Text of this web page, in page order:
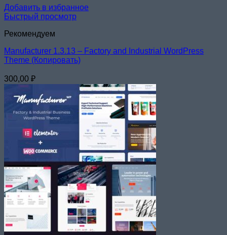
Добавить в избранное
Быстрый просмотр
Рекомендуем
Manufacturer 1.3.13 – Factory and Industrial WordPress
Theme (Копировать)
300,00 ₽